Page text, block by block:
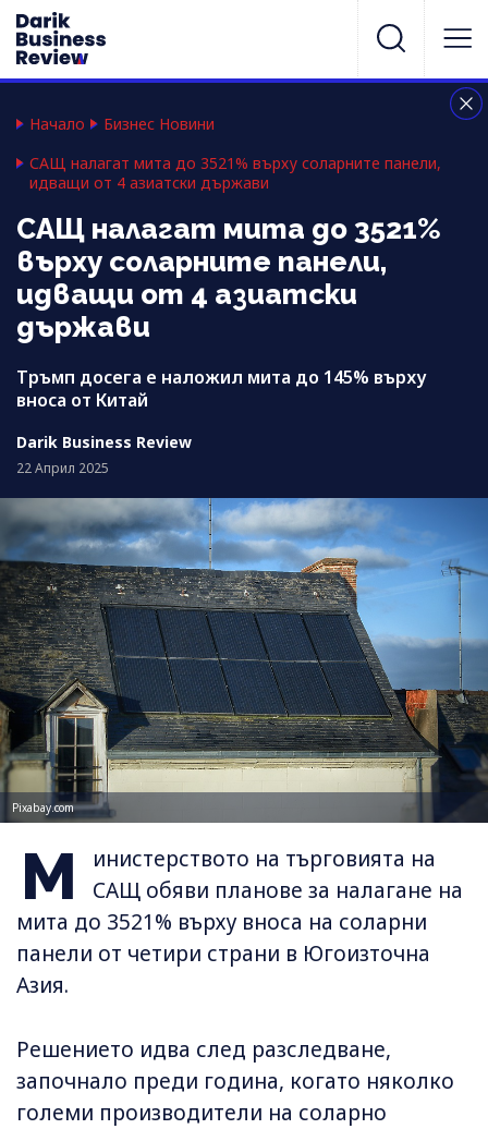
Начало
Бизнес Новини
САЩ налагат мита до 3521% върху соларните панели,
идващи от 4 азиатски държави
САЩ налагат мита до 3521%
върху соларните панели,
идващи от 4 азиатски
държави
Тръмп досега е наложил мита до 145% върху
вноса от Китай
Darik Business Review
22 Април 2025
Pixabay.com
М
инистерството на търговията на
САЩ обяви планове за налагане на
мита до 3521% върху вноса на соларни
панели от четири страни в Югоизточна
Азия.
Решението идва след разследване,
започнало преди година, когато няколко
големи производители на соларно